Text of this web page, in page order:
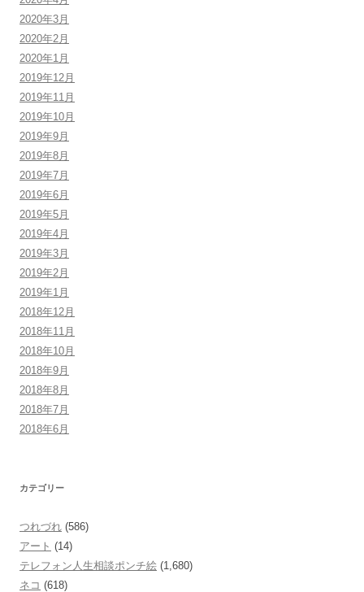
2020年3月
2020年2月
2020年1月
2019年12月
2019年11月
2019年10月
2019年9月
2019年8月
2019年7月
2019年6月
2019年5月
2019年4月
2019年3月
2019年2月
2019年1月
2018年12月
2018年11月
2018年10月
2018年9月
2018年8月
2018年7月
2018年6月
カテゴリー
つれづれ (586)
アート (14)
テレフォン人生相談ポンチ絵 (1,680)
ネコ (618)